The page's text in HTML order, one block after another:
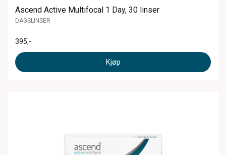
Ascend Active Multifocal 1 Day, 30 linser
DAGSLINSER
395,-
Kjøp